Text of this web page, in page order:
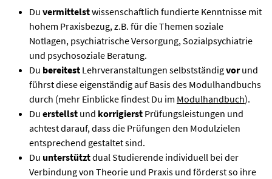
Du vermittelstwissenschaftlich fundierte Kenntnisse mit
hohem Praxisbezug, z.B. für die Themen soziale
Notlagen, psychiatrische Versorgung, Sozialpsychiatrie
und psychosoziale Beratung.
Du bereitest Lehrveranstaltungen selbstständigvorund
führst diese eigenständig auf Basis des Modulhandbuchs
durch (mehr Einblicke findest Du im Modulhandbuch).
Du erstellst und korrigierst Prüfungsleistungen und
achtest darauf, dass die Prüfungen den Modulzielen
entsprechend gestaltet sind.
Du unterstütztdual Studierende individuell bei der
Verbindung von Theorie und Praxis und förderst so ihre